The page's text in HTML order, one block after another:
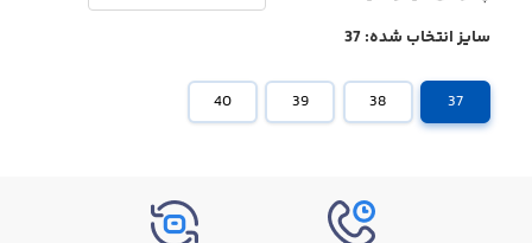
سایز انتخاب شده:37
37
38
39
40